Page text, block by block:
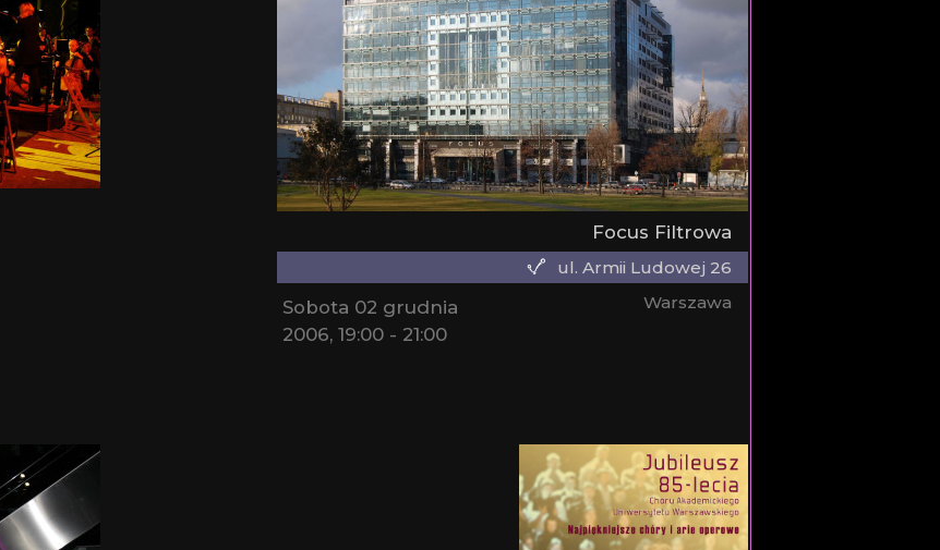
Focus Filtrowa
ul. Armii Ludowej 26
Warszawa
Sobota 02 grudnia
2006, 19:00 - 21:00